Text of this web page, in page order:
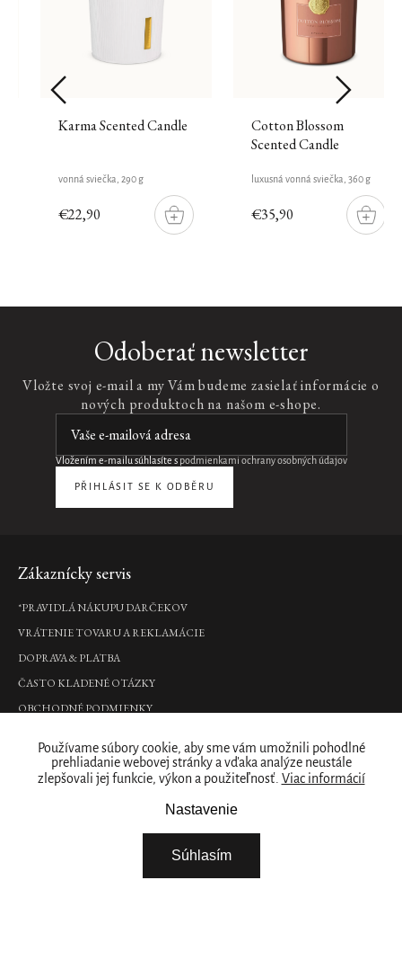
Používame súbory cookie, aby sme vám umožnili pohodlné
prehliadanie webovej stránky a vďaka analýze neustále
zlepšovali jej funkcie, výkon a použiteľnosť. Viac informácií
Nastavenie
Súhlasím
Karma Scented Candle
€22,90
DO
KOŠÍKU
vonná sviečka, 290 g
Cotton Blossom
Scented Candle
€35,90
DO
luxusná vonná sviečka, 360 g
Odoberať newsletter
Vložte svoj e-mail a my Vám budeme zasielať informácie o
nových produktoch na našom e-shope.
Vložením e-mailu súhlasíte s podmienkami ochrany osobných údajov
PŘIHLÁSIT SE K ODBĚRU
Zápätie
Zákaznícky servis
*PRAVIDLÁ NÁKUPU DARČEKOV
VRÁTENIE TOVARU A REKLAMÁCIE
DOPRAVA & PLATBA
ČASTO KLADENÉ OTÁZKY
OBCHODNÉ PODMIENKY
Kde nás nájdete
RITUALS PRE VAŠE PODNIKANIE